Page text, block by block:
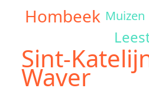
Hombeek Muizen
Sint-
Waver